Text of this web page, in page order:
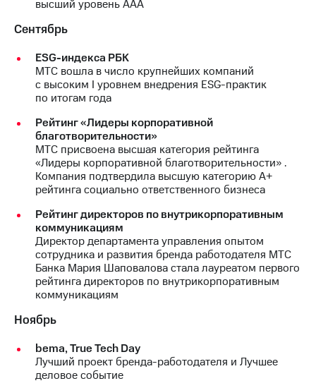
Акционерный
капитал
Контроль
аудит
Рынок
акций
Описание
Программа
приобретения
Порядок
выкупа
акций
Дивиденды
Рынок
облигаций
Описание
Еврооблигации-2023
Уведомление
о
погашении
Другое
Регистратор
высший уровень ААА
Сентябрь
ESG-индекса РБК
МТС вошла в число крупнейших компаний
с высоким I уровнем внедрения ESG-практик
по итогам года
Рейтинг «Лидеры корпоративной
благотворительности»
МТС присвоена высшая категория рейтинга
«Лидеры корпоративной благотворительности» .
Компания подтвердила высшую категорию А+
рейтинга социально ответственного бизнеса
Рейтинг директоров по внутрикорпоративным
коммуникациям
Директор департамента управления опытом
сотрудника и развития бренда работодателя МТС
Банка Мария Шаповалова стала лауреатом первого
рейтинга директоров по внутрикорпоративным
коммуникациям
Ноябрь
bema, True Tech Day
Лучший проект бренда-работодателя и Лучшее
деловое событие